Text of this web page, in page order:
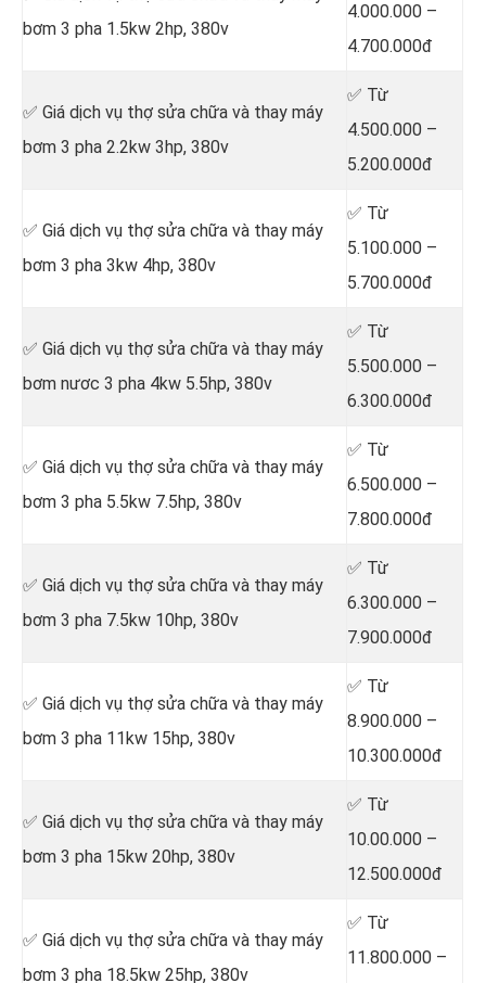
bơm 3 pha 1.5kw 2hp, 380v
4.000.000 –
4.700.000đ
✅ Giá dịch vụ thợ sửa chữa và thay máy
bơm 3 pha 2.2kw 3hp, 380v
✅ Từ
4.500.000 –
5.200.000đ
✅ Giá dịch vụ thợ sửa chữa và thay máy
bơm 3 pha 3kw 4hp, 380v
✅ Từ
5.100.000 –
5.700.000đ
✅ Giá dịch vụ thợ sửa chữa và thay máy
bơm nươc 3 pha 4kw 5.5hp, 380v
✅ Từ
5.500.000 –
6.300.000đ
✅ Giá dịch vụ thợ sửa chữa và thay máy
bơm 3 pha 5.5kw 7.5hp, 380v
✅ Từ
6.500.000 –
7.800.000đ
✅ Giá dịch vụ thợ sửa chữa và thay máy
bơm 3 pha 7.5kw 10hp, 380v
✅ Từ
6.300.000 –
7.900.000đ
✅ Giá dịch vụ thợ sửa chữa và thay máy
bơm 3 pha 11kw 15hp, 380v
✅ Từ
8.900.000 –
10.300.000đ
✅ Giá dịch vụ thợ sửa chữa và thay máy
bơm 3 pha 15kw 20hp, 380v
✅ Từ
10.00.000 –
12.500.000đ
✅ Giá dịch vụ thợ sửa chữa và thay máy
bơm 3 pha 18.5kw 25hp, 380v
✅ Từ
11.800.000 –